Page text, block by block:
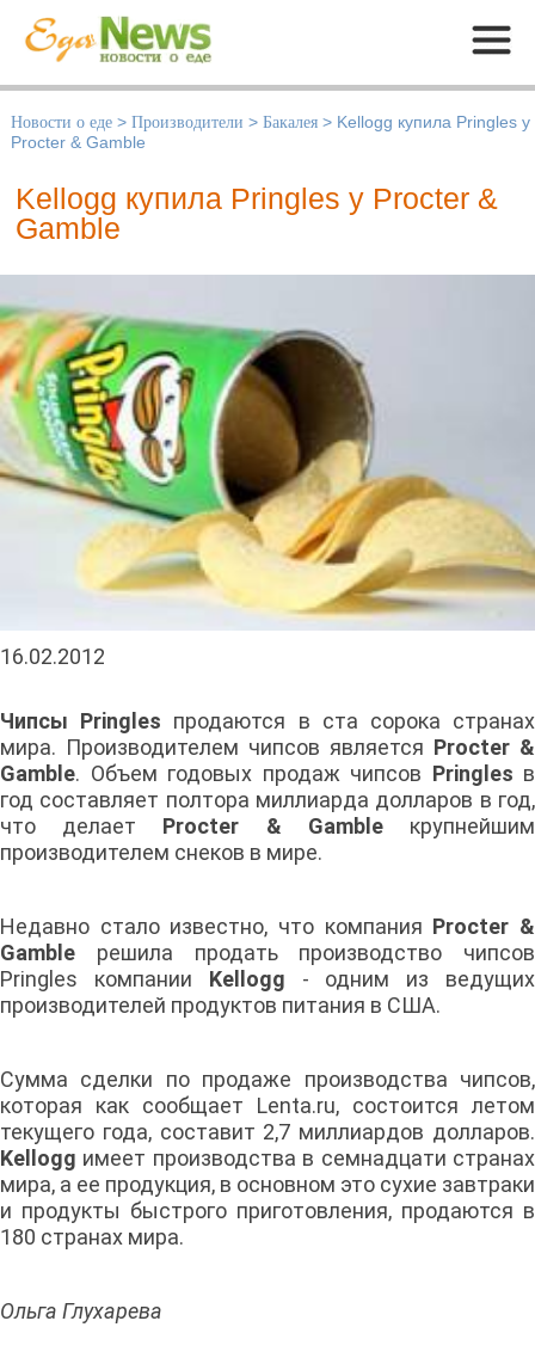
Меню
Новости о еде > Производители > Бакалея > Kellogg купила Pringles у
Procter & Gamble
Kellogg купила Pringles у Procter &
Gamble
16.02.2012
Чипсы Pringles продаются в ста сорока странах
мира. Производителем чипсов является Procter &
Gamble. Объем годовых продаж чипсов Pringles в
год составляет полтора миллиарда долларов в год,
что делает Procter & Gambleкрупнейшим
производителем снеков в мире.
Недавно стало известно, что компания Procter &
Gamble решила продать производство чипсов
Pringles компании Kellogg - одним из ведущих
производителей продуктов питания в США.
Сумма сделки по продаже производства чипсов,
которая как сообщает Lenta.ru, состоится летом
текущего года, составит 2,7 миллиардов долларов.
Kellogg имеет производства в семнадцати странах
мира, а ее продукция, в основном это сухие завтраки
и продукты быстрого приготовления, продаются в
180 странах мира.
Ольга Глухарева